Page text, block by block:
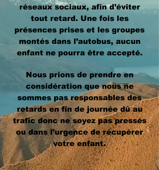
réseaux sociaux, afin d’éviter
tout retard. Une fois les
présences prises et les groupes
montés dans l’autobus, aucun
enfant ne pourra être accepté.
Nous prions de prendre en
considération que nous ne
sommes pas responsables des
retards en fin de journée dû au
trafic donc ne soyez pas pressés
ou dans l’urgence de récupérer
votre enfant.